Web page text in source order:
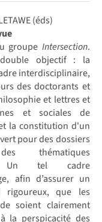
(éds)
groupe Intersection.
objectif : la
interdisciplinaire,
des doctorants et
et lettres et
et sociales de
la constitution d'un
pour des dossiers
thématiques
Un tel cadre
afin d’assurer un
rigoureux, que les
soient clairement
la perspicacité des